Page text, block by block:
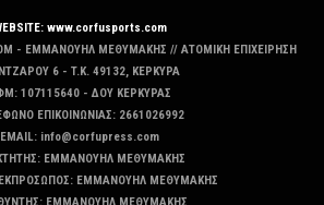
www.corfusports.com
- ΕΜΜΑΝΟΥΗΛ ΜΕΘΥΜΑΚΗΣ // ΑΤΟΜΙΚΗ ΕΠΙΧΕΙΡΗΣΗ
6 - T.K. 49132, ΚΕΡΚΥΡΑ
107115640 - ΔΟΥ ΚΕΡΚΥΡΑΣ
ΕΠΙΚΟΙΝΩΝΙΑΣ: 2661026992
EMAIL: info@corfupress.com
EMMANOYΗΛ ΜΕΘΥΜΑΚΗΣ
EMMANOYΗΛ ΜΕΘΥΜΑΚΗΣ
EMMANOYΗΛ ΜΕΘΥΜΑΚΗΣ